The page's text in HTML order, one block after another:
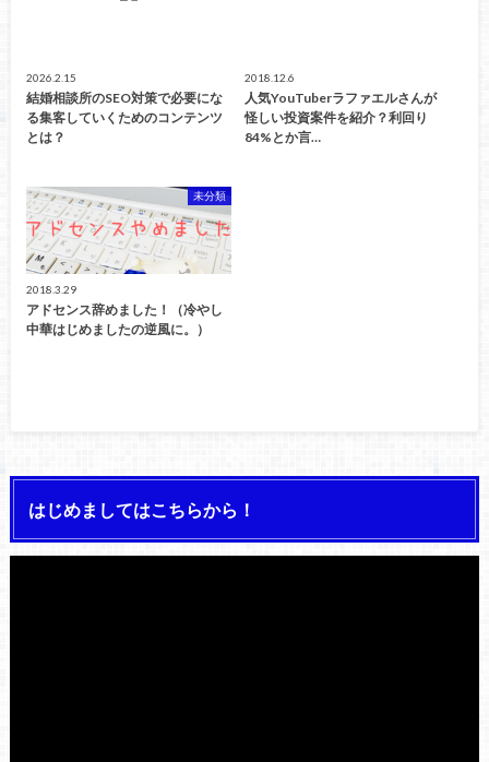
2026.2.15
結婚相談所のSEO対策で必要にな
る集客していくためのコンテンツ
とは？
2018.12.6
人気YouTuberラファエルさんが
怪しい投資案件を紹介？利回り
84%とか言…
未分類
2018.3.29
アドセンス辞めました！（冷やし
中華はじめましたの逆風に。）
はじめましてはこちらから！